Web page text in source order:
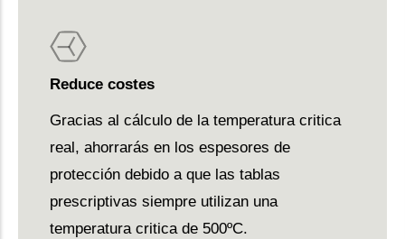
Reduce costes
Gracias al cálculo de la temperatura critica
real, ahorrarás en los espesores de
protección debido a que las tablas
prescriptivas siempre utilizan una
temperatura critica de 500ºC.